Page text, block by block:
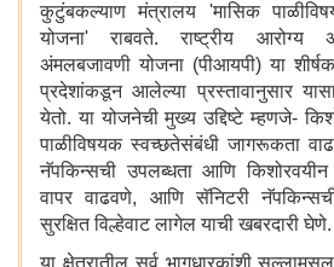
कुटुंबकल्याण मंत्रालय 'मासिक
योजना' राबवते. राष्ट्रीय आरोग्य
अंमलबजावणी योजना (पीआयपी) या
प्रदेशांकडून आलेल्या प्रस्तावानुसार
येतो. या योजनेची मुख्य उद्दिष्टे म्हणजे-
पाळीविषयक स्वच्छतेसंबंधी जागरूकता
नॅपकिन्सची उपलब्धता आणि किशोरवयीन
वापर वाढवणे, आणि सॅनिटरी नॅपकिन्सची
सुरक्षित विल्हेवाट लागेल याची खबरदारी घेणे.